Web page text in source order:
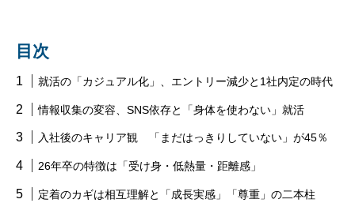
目次
就活の「カジュアル化」、エントリー減少と1社内定の時代
情報収集の変容、SNS依存と「身体を使わない」就活
入社後のキャリア観 「まだはっきりしていない」が45％
26年卒の特徴は「受け身・低熱量・距離感」
定着のカギは相互理解と「成長実感」「尊重」の二本柱